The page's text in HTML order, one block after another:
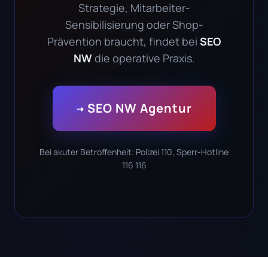
Strategie, Mitarbeiter-
Sensibilisierung oder Shop-
Prävention braucht, findet bei SEO
NWdie operative Praxis.
→ SEO NW Agentur
Bei akuter Betroffenheit: Polizei 110, Sperr-Hotline
116 116